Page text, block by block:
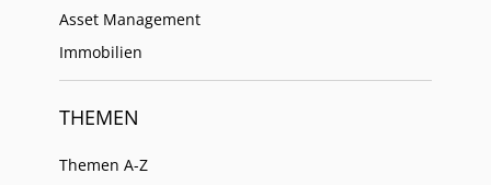
Asset Management
Immobilien
THEMEN
Themen A-Z